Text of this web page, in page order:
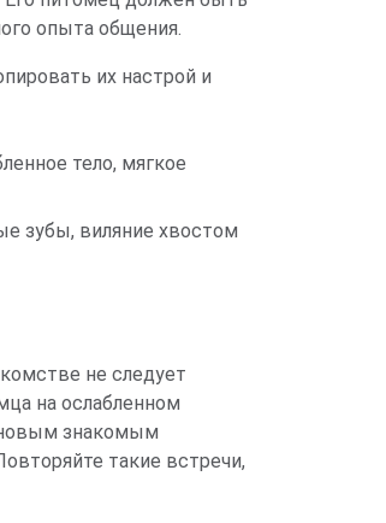
опыта общения.
их настрой и
тело, мягкое
зубы, виляние хвостом
не следует
на ослабленном
новым знакомым
такие встречи,